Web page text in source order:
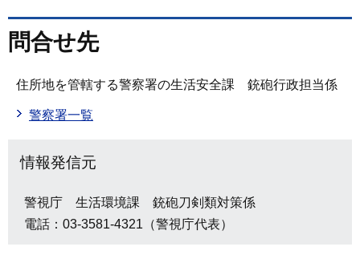
問合せ先
住所地を管轄する警察署の生活安全課 銃砲行政担当係
警察署一覧
情報発信元
警視庁 生活環境課 銃砲刀剣類対策係
電話：03-3581-4321（警視庁代表）